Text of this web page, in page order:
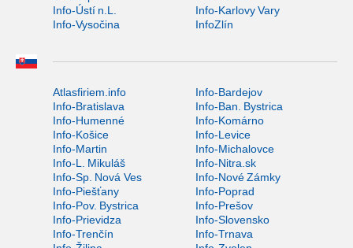
Info-Ústí n.L.
Info-Karlovy Vary
Info-Vysočina
InfoZlín
Atlasfiriem.info
Info-Bardejov
Info-Bratislava
Info-Ban. Bystrica
Info-Humenné
Info-Komárno
Info-Košice
Info-Levice
Info-Martin
Info-Michalovce
Info-L. Mikuláš
Info-Nitra.sk
Info-Sp. Nová Ves
Info-Nové Zámky
Info-Piešťany
Info-Poprad
Info-Pov. Bystrica
Info-Prešov
Info-Prievidza
Info-Slovensko
Info-Trenčín
Info-Trnava